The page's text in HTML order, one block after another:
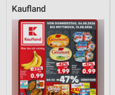
Kaufland